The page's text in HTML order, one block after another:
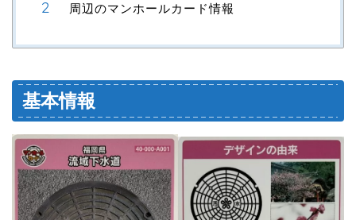
周辺のマンホールカード情報
基本情報